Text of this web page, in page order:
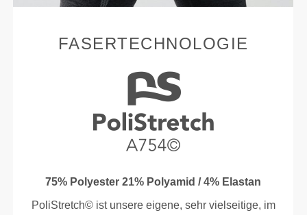
FASERTECHNOLOGIE
75% Polyester 21% Polyamid / 4% Elastan
PoliStretch© ist unsere eigene, sehr vielseitige, im